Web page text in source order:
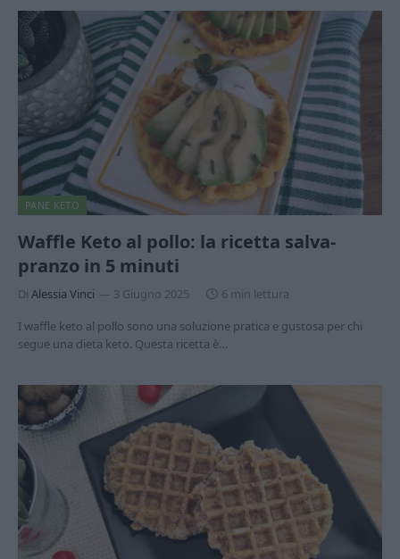
PANE KETO
Waffle Keto al pollo: la ricetta salva-
pranzo in 5 minuti
Di Alessia Vinci 3 Giugno 2025
6 min lettura
I waffle keto al pollo sono una soluzione pratica e gustosa per chi
segue una dieta keto. Questa ricetta è…